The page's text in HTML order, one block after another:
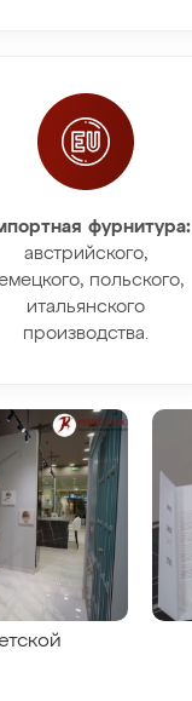
фурнитура:
австрийского,
польского,
итальянского
производства.